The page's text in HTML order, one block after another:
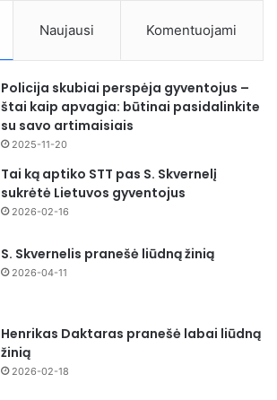
Naujausi Komentuojami
Policija skubiai perspėja gyventojus –
štai kaip apvagia: būtinai pasidalinkite
su savo artimaisiais
2025-11-20
Tai ką aptiko STT pas S. Skvernelį
sukrėtė Lietuvos gyventojus
2026-02-16
S. Skvernelis pranešė liūdną žinią
2026-04-11
Henrikas Daktaras pranešė labai liūdną
žinią
2026-02-18